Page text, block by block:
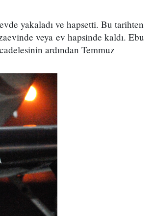
yakaladı ve hapsetti. Bu tarihten
veya ev hapsinde kaldı. Ebu
ardından Temmuz